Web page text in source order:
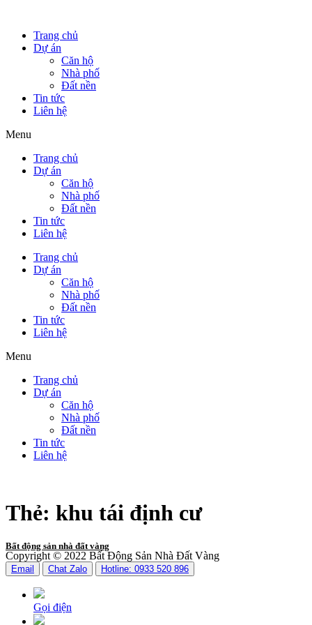
Trang chủ
Dự án
Căn hộ
Nhà phố
Đất nền
Tin tức
Liên hệ
Menu
Trang chủ
Dự án
Căn hộ
Nhà phố
Đất nền
Tin tức
Liên hệ
Trang chủ
Dự án
Căn hộ
Nhà phố
Đất nền
Tin tức
Liên hệ
Menu
Trang chủ
Dự án
Căn hộ
Nhà phố
Đất nền
Tin tức
Liên hệ
Thẻ: khu tái định cư
Bất động sản nhà đất vàng
Copyright © 2022 Bất Động Sản Nhà Đất Vàng
Email Chat Zalo Hotline: 0933 520 896
Gọi điện